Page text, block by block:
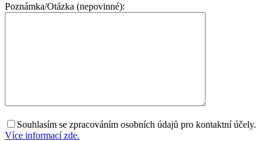
Poznámka/Otázka (nepovinné):
Souhlasím se zpracováním osobních údajů pro kontaktní účely.
Více informací zde.